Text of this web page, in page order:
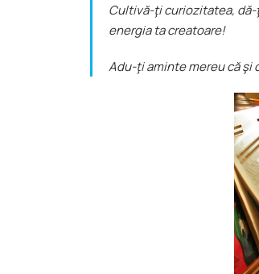
Cultivă-ţi curiozitatea, dă-
energia ta creatoare!
Adu-ţi aminte mereu că şi